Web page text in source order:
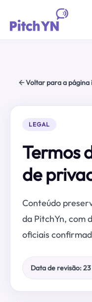
Voltar para a página
LEGAL
Termos
de
Conteúdo
da PitchYn, com
oficiais
Data de revisão: